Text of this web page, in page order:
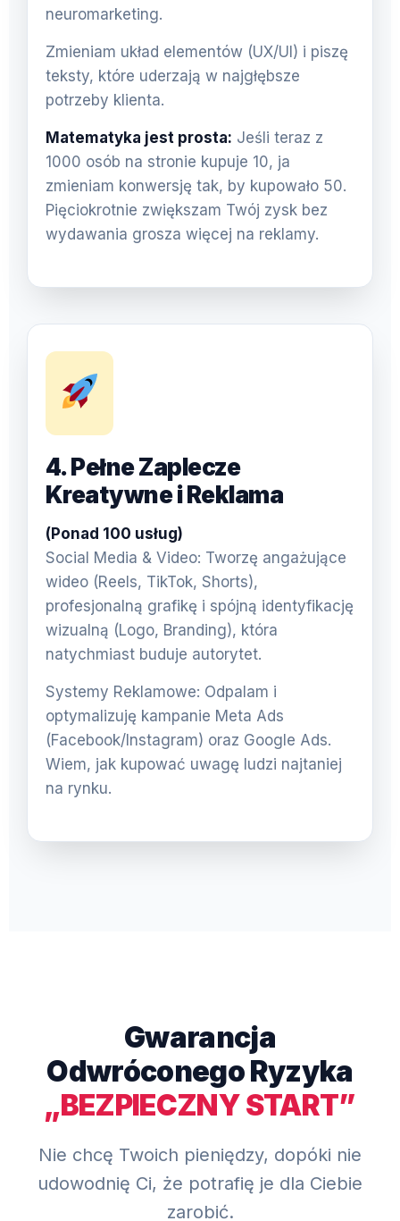
neuromarketing.
Zmieniam układ elementów (UX/UI) i piszę
teksty, które uderzają w najgłębsze
potrzeby klienta.
Matematyka jest prosta: Jeśli teraz z
1000 osób na stronie kupuje 10, ja
zmieniam konwersję tak, by kupowało 50.
Pięciokrotnie zwiększam Twój zysk bez
wydawania grosza więcej na reklamy.
4. Pełne Zaplecze
Kreatywne i Reklama
(Ponad 100 usług)
Social Media & Video: Tworzę angażujące
wideo (Reels, TikTok, Shorts),
profesjonalną grafikę i spójną identyfikację
wizualną (Logo, Branding), która
natychmiast buduje autorytet.
Systemy Reklamowe: Odpalam i
optymalizuję kampanie Meta Ads
(Facebook/Instagram) oraz Google Ads.
Wiem, jak kupować uwagę ludzi najtaniej
na rynku.
Gwarancja
Odwróconego Ryzyka
„BEZPIECZNY START”
Nie chcę Twoich pieniędzy, dopóki nie
udowodnię Ci, że potrafię je dla Ciebie
zarobić.